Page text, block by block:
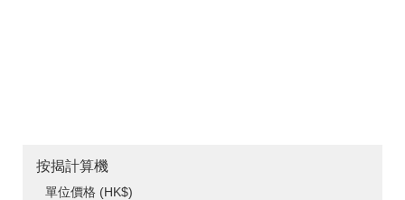
按揭計算機
單位價格 (HK$)